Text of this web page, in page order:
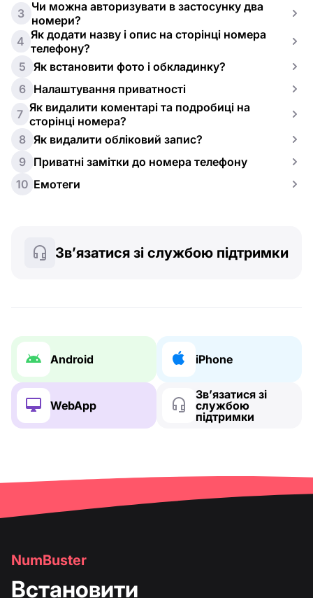
3 Чи можна авторизувати в застосунку два
номери?
4 Як додати назву і опис на сторінці номера
телефону?
5 Як встановити фото і обкладинку?
6 Налаштування приватності
7 Як видалити коментарі та подробиці на
сторінці номера?
8 Як видалити обліковий запис?
9 Приватні замітки до номера телефону
10 Емотеги
Зв’язатися зі службою підтримки
Android iPhone
WebApp
Зв’язатися зі
службою
підтримки
NumBuster
Встановити